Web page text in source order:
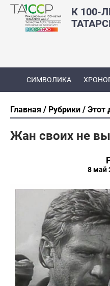
К 100-
СИМВОЛИКА
Главная Рубрики Этот
Жан своих не
8 май